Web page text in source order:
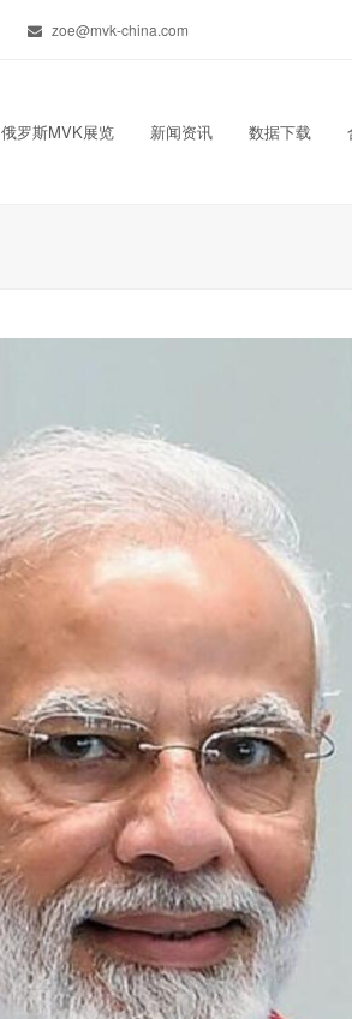
zoe@mvk-china.com
俄罗斯MVK展览 新闻资讯 数据下载